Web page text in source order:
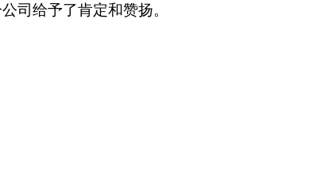
司给予了肯定和赞扬。